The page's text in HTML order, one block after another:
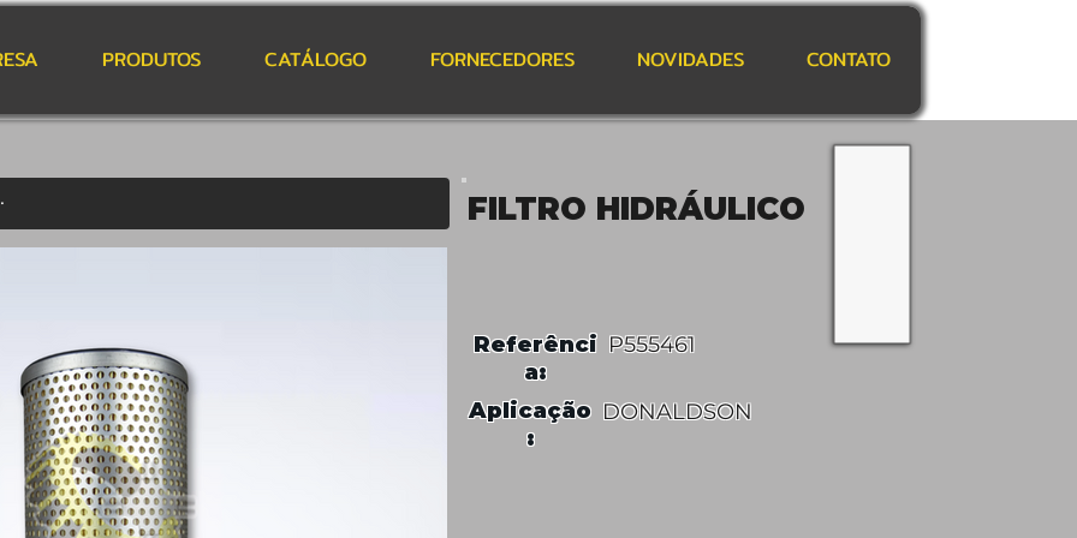
PRODUTOS CATÁLOGO FORNECEDORES NOVIDADES CONTATO
FILTRO HIDRÁULICO
Referênci
a:
P555461
Aplicação
:
DONALDSON